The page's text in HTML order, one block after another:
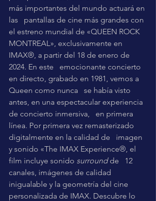
más importantes del mundo actuará en
las   pantallas de cine más grandes con
el estreno mundial de «QUEEN ROCK
MONTREAL», exclusivamente en
IMAX®, a partir del 18 de enero de
2024. En este   emocionante concierto
en directo, grabado en 1981, vemos a
Queen como nunca   se había visto
antes, en una espectacular experiencia
de concierto inmersiva,   en primera
línea. Por primera vez remasterizado
digitalmente en la calidad de   imagen
y sonido «The IMAX Experience®, el
film incluye sonido surround de   12
canales, imágenes de calidad
inigualable y la geometría del cine
personalizada de IMAX. Descubre lo